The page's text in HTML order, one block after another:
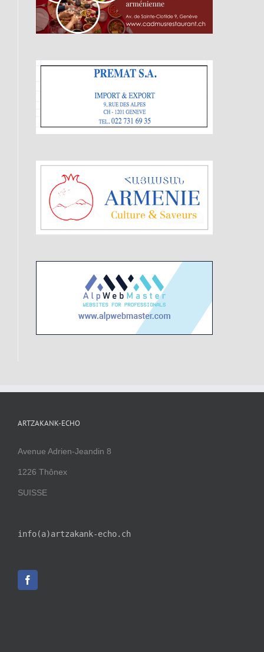
ARTZAKANK-ECHO
Avenue Adrien-Jeandin 8
1226 Thônex
SUISSE
info(a)artzakank-echo.ch